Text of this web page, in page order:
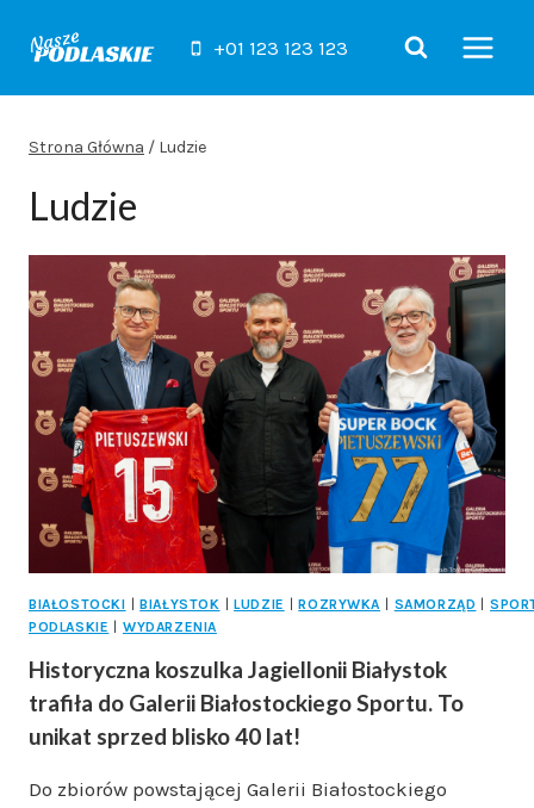
+01 123 123 123
Strona Główna / Ludzie
Ludzie
BIAŁOSTOCKI BIAŁYSTOK LUDZIE ROZRYWKA SAMORZĄD
PODLASKIE
WYDARZENIA
Historyczna koszulka Jagiellonii Białystok
trafiła do Galerii Białostockiego Sportu. To
unikat sprzed blisko 40 lat!
Do zbiorów powstającej Galerii Białostockiego